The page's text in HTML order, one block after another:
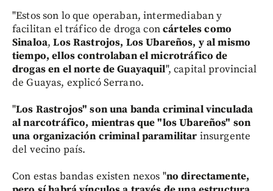
"Estos son lo que operaban, intermediaban y
facilitan el tráfico de droga concárteles como
Sinaloa,Los Rastrojos, Los Ubareños, y al mismo
tiempo, ellos controlaban el microtráfico de
drogas en el norte de Guayaquil", capital provincial
de Guayas, explicó Serrano.
"Los Rastrojos" son una banda criminal vinculada
al narcotráfico, mientras que "los Ubareños" son
una organización criminal paramilitar insurgente
del vecino país.
Con estas bandas existen nexos "no directamente,